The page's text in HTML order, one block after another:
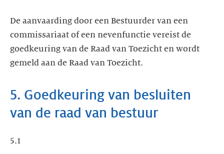
De aanvaarding door een Bestuurder van een
commissariaat of een nevenfunctie vereist de
goedkeuring van de Raad van Toezicht en wordt
gemeld aan de Raad van Toezicht.
5. Goedkeuring van besluiten
van de raad van bestuur
5.1